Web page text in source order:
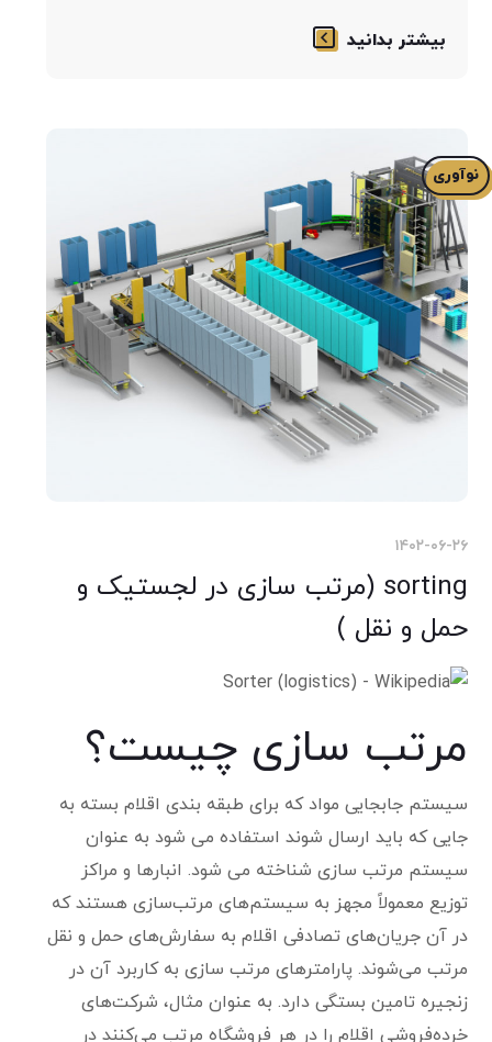
بیشتر بدانید
نوآوری
۱۴۰۲-۰۶-۲۶
sorting (مرتب سازی در لجستیک و
حمل و نقل )
مرتب سازی چیست؟
سیستم جابجایی مواد که برای طبقه بندی اقلام بسته به
جایی که باید ارسال شوند استفاده می شود به عنوان
سیستم مرتب سازی شناخته می شود. انبارها و مراکز
توزیع معمولاً مجهز به سیستم‌های مرتب‌سازی هستند که
در آن جریان‌های تصادفی اقلام به سفارش‌های حمل و نقل
مرتب می‌شوند. پارامترهای مرتب سازی به کاربرد آن در
زنجیره تامین بستگی دارد. به عنوان مثال، شرکت‌های
خرده‌فروشی اقلام را در هر فروشگاه مرتب می‌کنند در